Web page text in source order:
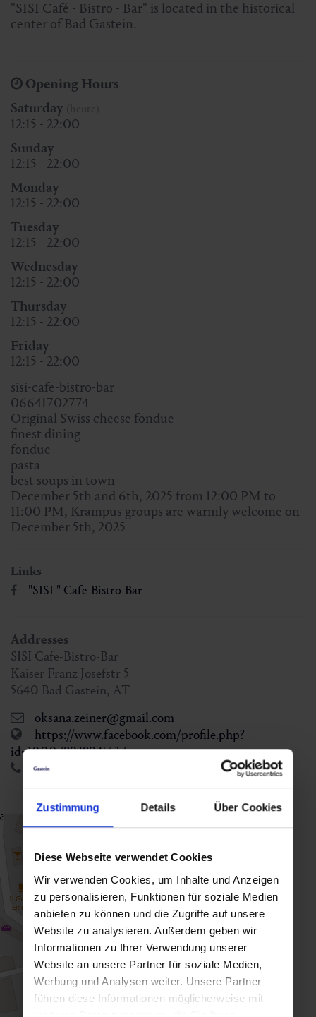
Zustimmung Details Über Cookies
Diese Webseite verwendet Cookies
Wir verwenden Cookies, um Inhalte und Anzeigen
zu personalisieren, Funktionen für soziale Medien
anbieten zu können und die Zugriffe auf unsere
Website zu analysieren. Außerdem geben wir
Informationen zu Ihrer Verwendung unserer
Website an unsere Partner für soziale Medien,
Werbung und Analysen weiter. Unsere Partner
führen diese Informationen möglicherweise mit
"SISI Café - Bistro - Bar" is located in the historical
center of Bad Gastein.
Opening Hours
Saturday
12:15 - 22:00
Sunday
12:15 - 22:00
Monday
12:15 - 22:00
Tuesday
12:15 - 22:00
Wednesday
12:15 - 22:00
Thursday
12:15 - 22:00
Friday
12:15 - 22:00
sisi-cafe-bistro-bar
06641702774
Original Swiss cheese fondue
finest dining
fondue
pasta
best soups in town
December 5th and 6th, 2025 from 12:00 PM to
11:00 PM, Krampus groups are warmly welcome on
December 5th, 2025
Links
"SISI " Cafe-Bistro-Bar
Addresses
SISI Cafe-Bistro-Bar
Kaiser Franz Josefstr 5
5640 Bad Gastein, AT
oksana.zeiner@gmail.com
https://www.facebook.com/profile.php?
id=100078938945537
+43 664 170 27 74